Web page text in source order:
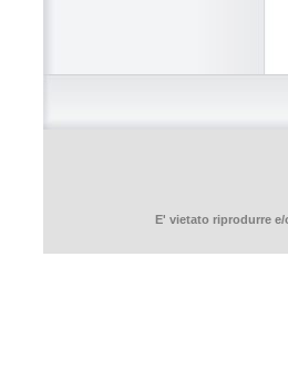
E' vietato riprodurre